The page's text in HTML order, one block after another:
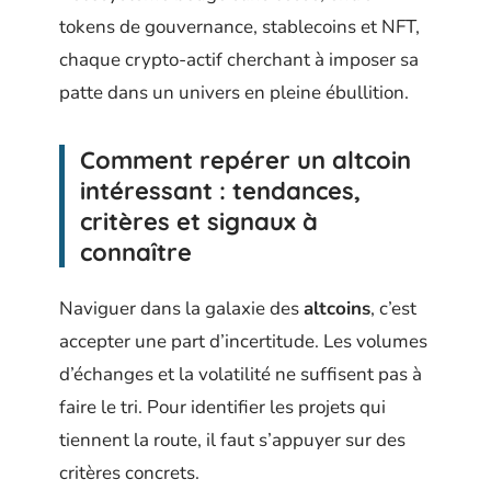
tokens de gouvernance, stablecoins et NFT,
chaque crypto-actif cherchant à imposer sa
patte dans un univers en pleine ébullition.
Comment repérer un altcoin
intéressant : tendances,
critères et signaux à
connaître
Naviguer dans la galaxie desaltcoins, c’est
accepter une part d’incertitude. Les volumes
d’échanges et la volatilité ne suffisent pas à
faire le tri. Pour identifier les projets qui
tiennent la route, il faut s’appuyer sur des
critères concrets.